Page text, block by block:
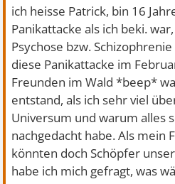
ich heisse Patrick, bin 16
Panikattacke als ich beki.
Psychose bzw.
diese Panikattacke im
Freunden im Wald *beep*
entstand, als ich sehr viel
Universum und warum alles
nachgedacht habe. Als mein
könnten doch Schöpfer
habe ich mich gefragt, was